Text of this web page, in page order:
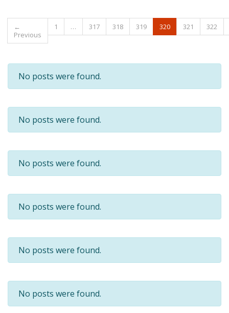
←
Previous
1 … 317 318 319 320 321 322
No posts were found.
No posts were found.
No posts were found.
No posts were found.
No posts were found.
No posts were found.